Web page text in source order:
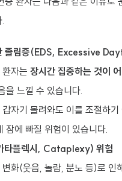
졸림증(EDS, Excessive
자는 장시간 집중하는 것이
을 느낄 수 있습니다.
자기 몰려와도 이를 조절하
잠에 빠질 위험이 있습니다.
타플렉시, Cataplexy) 위험
변화(웃음, 놀람, 분노 등)로 인